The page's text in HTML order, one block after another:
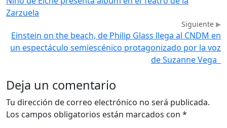
Zarzuela
Siguiente
Einstein on the beach, de Philip Glass llega al CNDM en
un espectáculo semiescénico protagonizado por la voz
de Suzanne Vega
Deja un comentario
Tu dirección de correo electrónico no será publicada.
Los campos obligatorios están marcados con *